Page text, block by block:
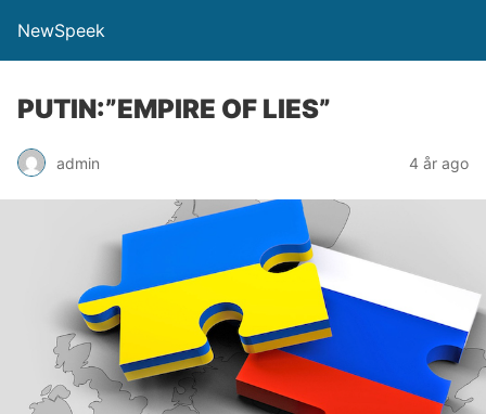
NewSpeek
PUTIN:”EMPIRE OF LIES”
admin 4 år ago